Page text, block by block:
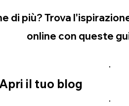
di più? Trova
online con queste
il tuo blog